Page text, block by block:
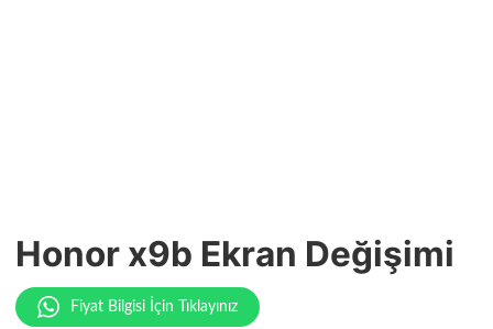
Honor x9b Ekran Değişimi
Fiyat Bilgisi İçin Tıklayınız